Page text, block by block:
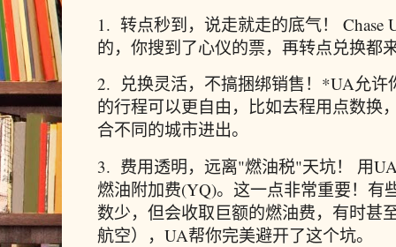
1. 转点秒到，说走就走的底气！ Chase
的，你搜到了心仪的票，再转点兑换都
2. 兑换灵活，不搞捆绑销售！*UA允许
的行程可以更自由，比如去程用点数换
合不同的城市进出。
3. 费用透明，远离"燃油税"天坑！ 用
燃油附加费(YQ)。这一点非常重要！有
数少，但会收取巨额的燃油费，有时甚
航空），UA帮你完美避开了这个坑。